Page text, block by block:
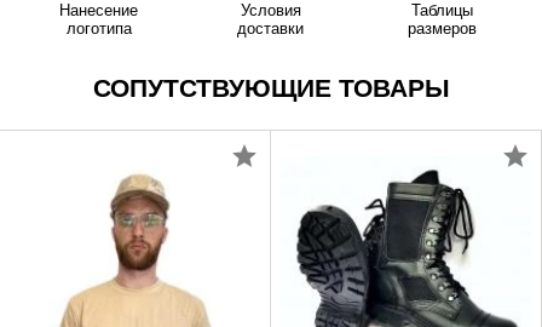
Нанесение
логотипа
Условия
доставки
Таблицы
размеров
СОПУТСТВУЮЩИЕ ТОВАРЫ